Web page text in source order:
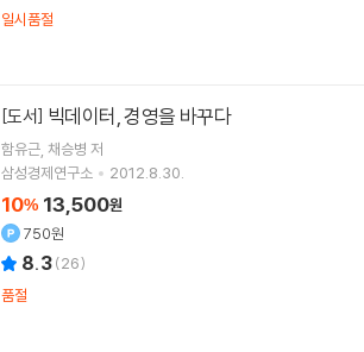
일시품절
[도서] 빅데이터, 경영을 바꾸다
함유근 채승병 저
삼성경제연구소
2012.8.30.
10% 13,500원
750원
8.3(26)
품절